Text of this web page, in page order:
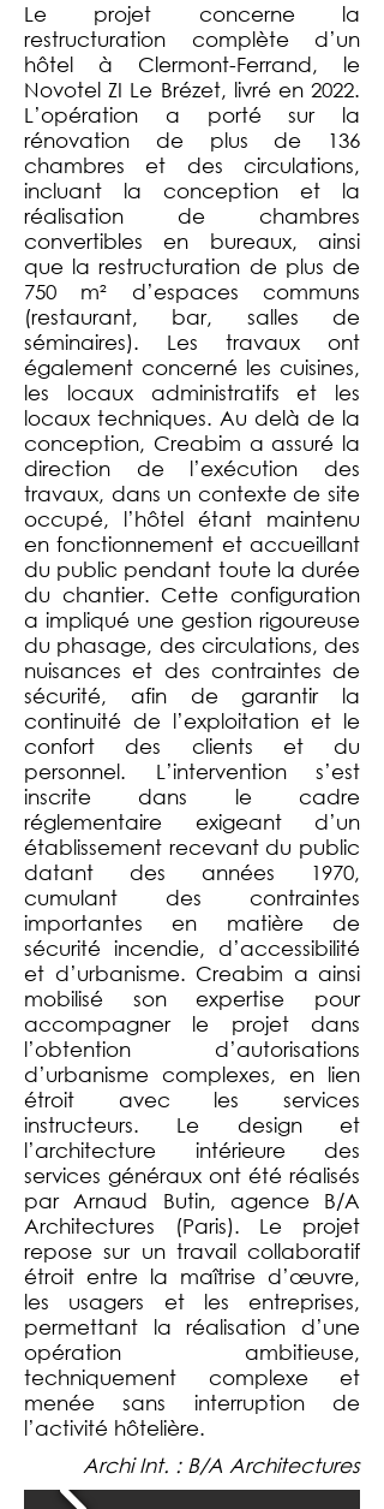
Le projet concerne la
restructuration complète d’un
hôtel à Clermont-Ferrand, le
Novotel ZI Le Brézet, livré en 2022.
L’opération a porté sur la
rénovation de plus de 136
chambres et des circulations,
incluant la conception et la
réalisation de chambres
convertibles en bureaux, ainsi
que la restructuration de plus de
750 m² d’espaces communs
(restaurant, bar, salles de
séminaires). Les travaux ont
également concerné les cuisines,
les locaux administratifs et les
locaux techniques. Au delà de la
conception, Creabim a assuré la
direction de l’exécution des
travaux, dans un contexte de site
occupé, l’hôtel étant maintenu
en fonctionnement et accueillant
du public pendant toute la durée
du chantier. Cette configuration
a impliqué une gestion rigoureuse
du phasage, des circulations, des
nuisances et des contraintes de
sécurité, afin de garantir la
continuité de l’exploitation et le
confort des clients et du
personnel. L’intervention s’est
inscrite dans le cadre
réglementaire exigeant d’un
établissement recevant du public
datant des années 1970,
cumulant des contraintes
importantes en matière de
sécurité incendie, d’accessibilité
et d’urbanisme. Creabim a ainsi
mobilisé son expertise pour
accompagner le projet dans
l’obtention d’autorisations
d’urbanisme complexes, en lien
étroit avec les services
instructeurs. Le design et
l’architecture intérieure des
services généraux ont été réalisés
par Arnaud Butin, agence B/A
Architectures (Paris). Le projet
repose sur un travail collaboratif
étroit entre la maîtrise d’œuvre,
les usagers et les entreprises,
permettant la réalisation d’une
opération ambitieuse,
techniquement complexe et
menée sans interruption de
l’activité hôtelière.
Archi Int. : B/A Architectures